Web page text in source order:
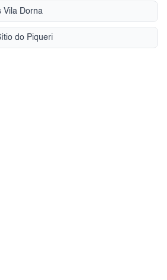
Vila Dorna
do Piqueri